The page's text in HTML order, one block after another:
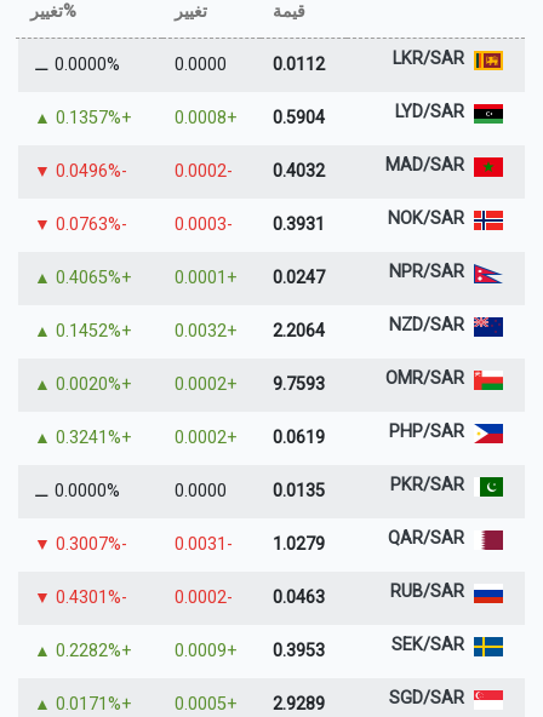
قيمة تغيير %تغيير
LKR/SAR
0.0112
0.0000
0.0000%
⚊
LYD/SAR
0.5904
+0.0008
+0.1357%
▲
MAD/SAR
0.4032
-0.0002
-0.0496%
▼
NOK/SAR
0.3931
-0.0003
-0.0763%
▼
NPR/SAR
0.0247
+0.0001
+0.4065%
▲
NZD/SAR
2.2064
+0.0032
+0.1452%
▲
OMR/SAR
9.7593
+0.0002
+0.0020%
▲
PHP/SAR
0.0619
+0.0002
+0.3241%
▲
PKR/SAR
0.0135
0.0000
0.0000%
⚊
QAR/SAR
1.0279
-0.0031
-0.3007%
▼
RUB/SAR
0.0463
-0.0002
-0.4301%
▼
SEK/SAR
0.3953
+0.0009
+0.2282%
▲
SGD/SAR
2.9289
+0.0005
+0.0171%
▲